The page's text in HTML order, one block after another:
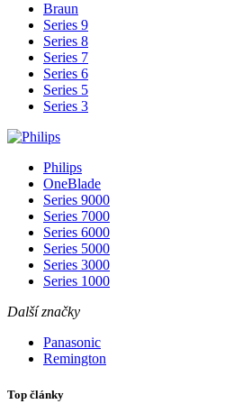
Braun
Series 9
Series 8
Series 7
Series 6
Series 5
Series 3
Philips
OneBlade
Series 9000
Series 7000
Series 6000
Series 5000
Series 3000
Series 1000
Další značky
Panasonic
Remington
Top články